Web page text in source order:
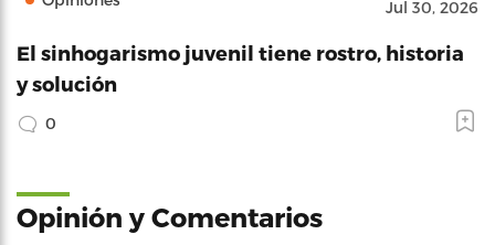
Jul 30, 2026
El sinhogarismo juvenil tiene rostro, historia
y solución
0
Opinión y Comentarios